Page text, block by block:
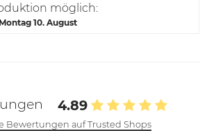
möglich:
Montag 10. August
4.89
Bewertungen auf Trusted Shops